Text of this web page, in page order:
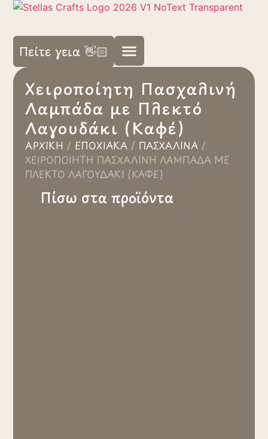
Πείτε γεια 👋🏻
Χειροποίητη Πασχαλινή
Λαμπάδα με Πλεκτό
Λαγουδάκι (Καφέ)
ΑΡΧΙΚΉ / ΕΠΟΧΙΑΚΆ / ΠΑΣΧΑΛΙΝΆ /
ΧΕΙΡΟΠΟΊΗΤΗ ΠΑΣΧΑΛΙΝΉ ΛΑΜΠΆΔΑ ΜΕ
ΠΛΕΚΤΌ ΛΑΓΟΥΔΆΚΙ (ΚΑΦΈ)
Πίσω στα προϊόντα